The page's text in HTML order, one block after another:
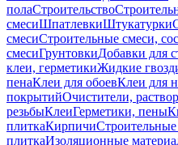
полаСтроительство
смесиШпатлевкиШтукатурки
смесиСтроительные смеси,
смесиГрунтовкиДобавки для
клеи, герметикиЖидкие
пенаКлеи для обоевКлеи для
покрытийОчистители,
резьбыКлеиГерметики, пены
плиткаКирпичи
плиткаИзоляционные